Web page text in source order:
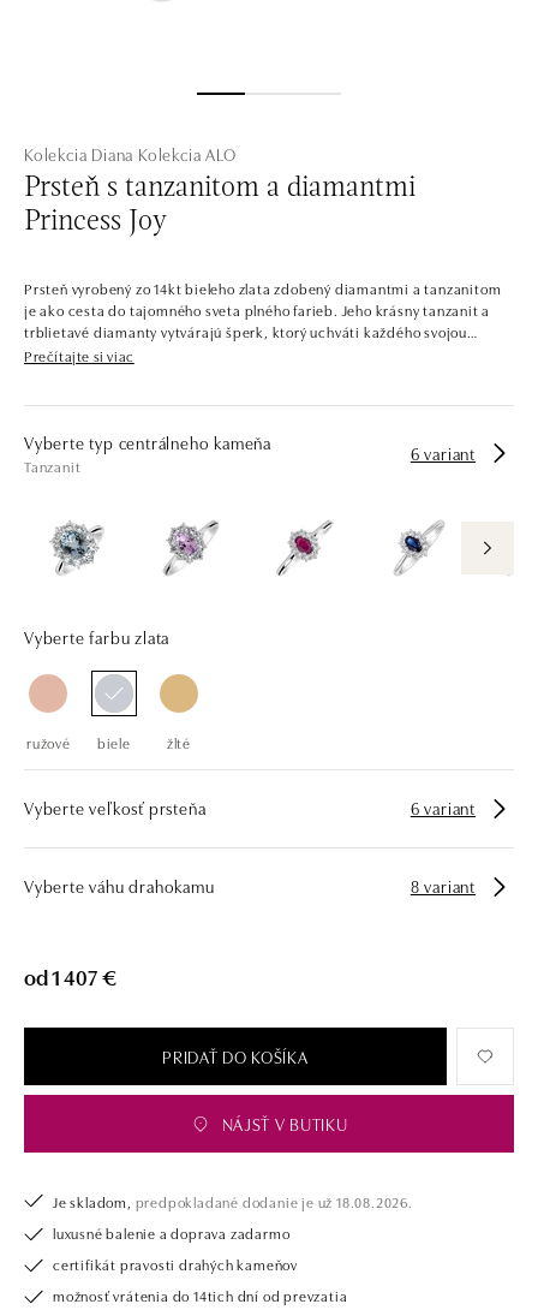
Kolekcia Diana Kolekcia ALO
Prsteň s tanzanitom a diamantmi
Princess Joy
Prsteň vyrobený zo 14kt bieleho zlata zdobený diamantmi a tanzanitom
je ako cesta do tajomného sveta plného farieb. Jeho krásny tanzanit a
trblietavé diamanty vytvárajú šperk, ktorý uchváti každého svojou
eleganciou a krásou. Šperk je súčasťou kolekcie Diana.
lemom. Kontrastné farby drahých kameňov v kombinácii so starostlivo
vybranými odtieňmi zlata dávajú vzniknúť šperkom, ktoré by ste našli v
Spoločnosť ALO diamonds vyrába v Čechách šperky z diamantov a
drahých kameňov už takmer 30 rokov. Každý šperk je tak originál a je
tiež opatrený certifikátom pravosti a dodaný v luxusnom balení. Či už
Prečítajte si viac
Vyberte typ centrálneho kameňa
Tanzanit
6 variant
Vyberte farbu zlata
ružové biele žlté
Vyberte veľkosť prsteňa 6 variant
Vyberte váhu drahokamu 8 variant
od 1 407 €
PRIDAŤ DO KOŠÍKA
NÁJSŤ V BUTIKU
Je skladom, predpokladané dodanie je už 18.08.2026.
luxusné balenie a doprava zadarmo
certifikát pravosti drahých kameňov
možnosť vrátenia do 14tich dní od prevzatia